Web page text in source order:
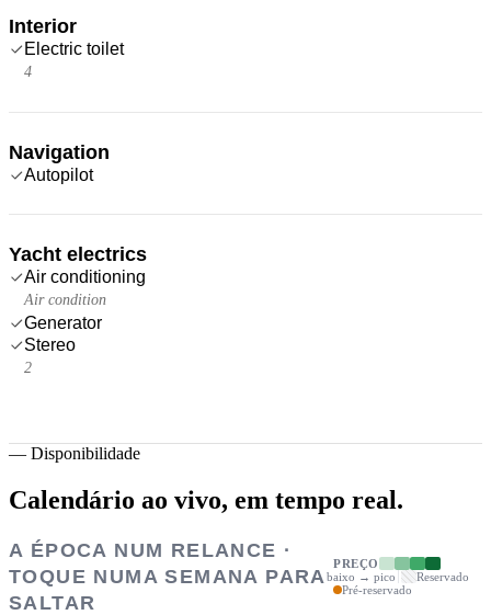
Interior
Electric toilet
4
Navigation
Autopilot
Yacht electrics
Air conditioning
Air condition
Generator
Stereo
2
— Disponibilidade
Calendário ao vivo, em tempo real.
A ÉPOCA NUM RELANCE ·
TOQUE NUMA SEMANA PARA
SALTAR
PREÇO
baixo → pico
Reservado
Pré-reservado